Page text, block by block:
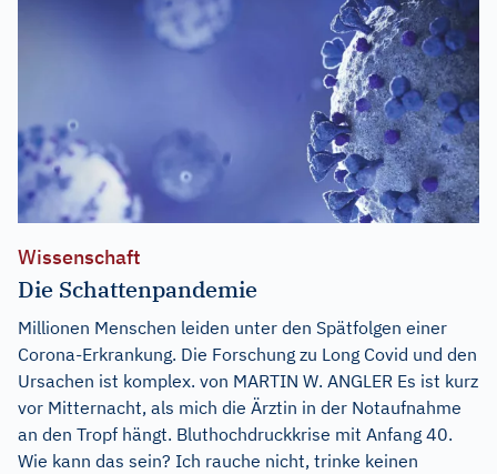
Wissenschaft
Die Schattenpandemie
Millionen Menschen leiden unter den Spätfolgen einer
Corona-Erkrankung. Die Forschung zu Long Covid und den
Ursachen ist komplex. von MARTIN W. ANGLER Es ist kurz
vor Mitternacht, als mich die Ärztin in der Notaufnahme
an den Tropf hängt. Bluthochdruckkrise mit Anfang 40.
Wie kann das sein? Ich rauche nicht, trinke keinen